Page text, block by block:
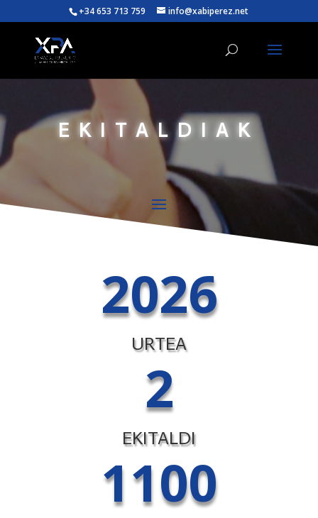
+34 653 713 759 info@xabiperez.net
EKITALDIAK
2026
URTEA
2
EKITALDI
1100